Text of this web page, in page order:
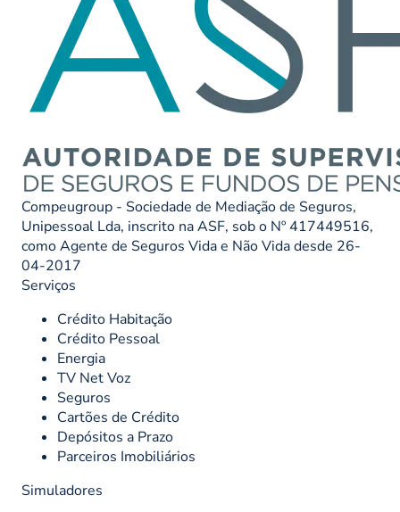
Compeugroup - Sociedade de Mediação de Seguros,
Unipessoal Lda, inscrito na ASF, sob o Nº 417449516,
como Agente de Seguros Vida e Não Vida desde 26-
04-2017
Serviços
Crédito Habitação
Crédito Pessoal
Energia
TV Net Voz
Seguros
Cartões de Crédito
Depósitos a Prazo
Parceiros Imobiliários
Simuladores